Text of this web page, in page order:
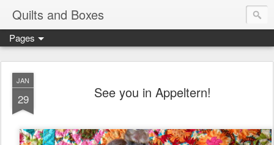
Quilts and Boxes
Pages
JAN
29 See you in Appeltern!